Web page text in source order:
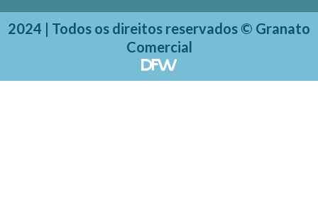
2024 | Todos os direitos reservados © Granato
Comercial